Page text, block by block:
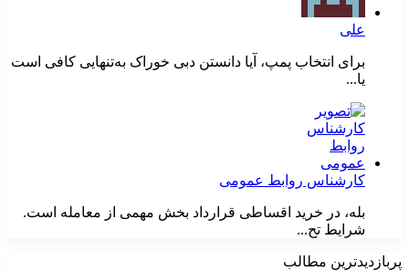
علی
برای انتخاب پمپ، آیا دانستن دبی خوراک به‌تنهایی کافی است
یا...
کارشناس روابط عمومی
بله، در خرید اقساطی قرارداد بخش مهمی از معامله است.
شرایط تح...
پربازدیدترین مطالب